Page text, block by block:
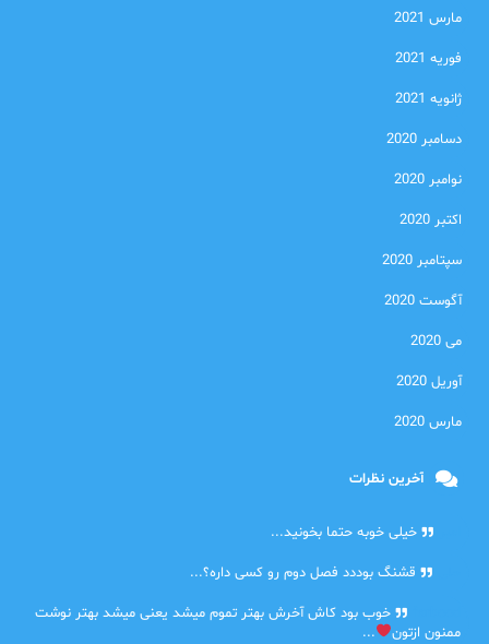
مارس 2021
فوریه 2021
ژانویه 2021
دسامبر 2020
نوامبر 2020
اکتبر 2020
سپتامبر 2020
آگوست 2020
می 2020
آوریل 2020
مارس 2020
آخرین نظرات
خیلی خوبه حتما بخونید...
قشنگ بوددد فصل دوم رو کسی داره؟...
خوب بود کاش آخرش بهتر تموم میشد یعنی میشد بهتر نوشت
ممنون ازتون
...